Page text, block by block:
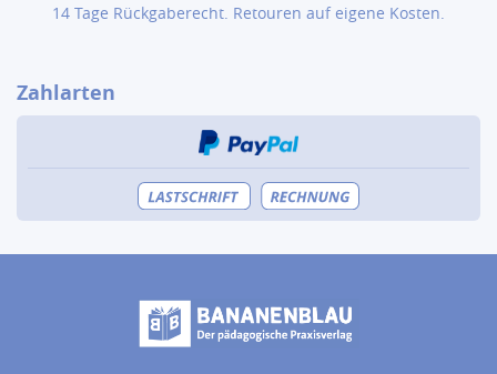
14 Tage Rückgaberecht. Retouren auf eigene Kosten.
Zahlarten